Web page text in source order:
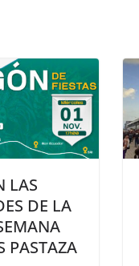
LAS
DE LA
PASTAZA